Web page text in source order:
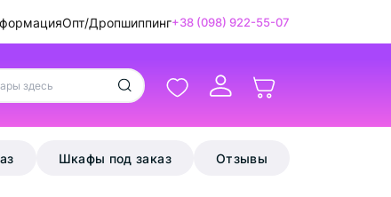
Опт/Дропшиппинг+38 (098) 922-55-07
Шкафы под заказ Отзывы